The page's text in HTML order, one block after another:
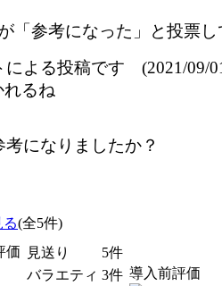
「参考になった」と投票
による投稿です (2021/09/
れるね
になりましたか？
(全5件)
価
見送り
5件
バラエティ 3件 導入前評価